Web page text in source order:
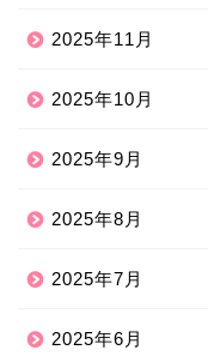
2025年11月
2025年10月
2025年9月
2025年8月
2025年7月
2025年6月